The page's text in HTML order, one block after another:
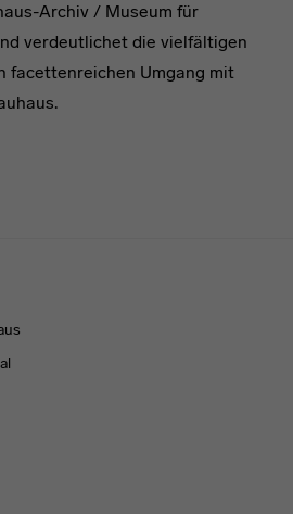
Archiv / Museum für
verdeutlichet die vielfältigen
facettenreichen Umgang mit